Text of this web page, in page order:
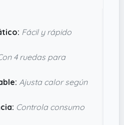
Además, el termostato
realmente necesitas, sin
dimensiones (
x 12.7 cms de ancho
En definitiva, tiene
segura y útil para
eficiente y móvil sin
Fácil y rápido
4 ruedas para
Ajusta calor según
Controla consumo